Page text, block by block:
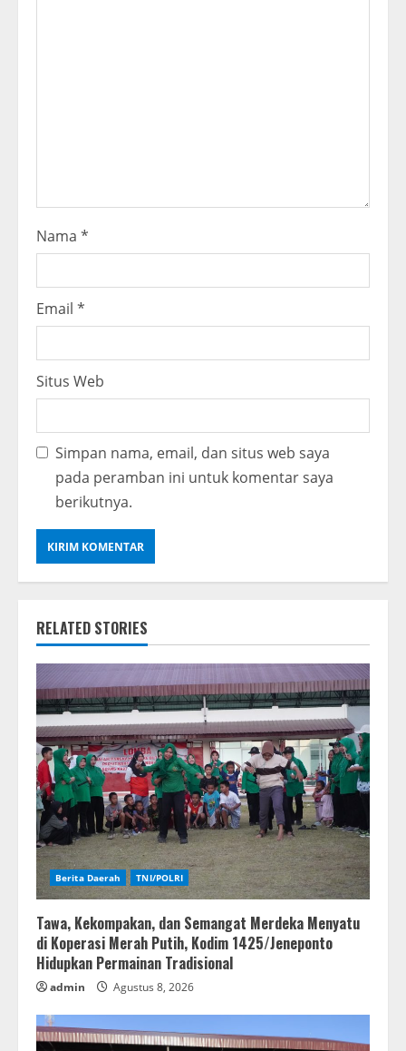
Nama *
Email *
Situs Web
Simpan nama, email, dan situs web saya
pada peramban ini untuk komentar saya
berikutnya.
RELATED STORIES
Berita Daerah TNI/POLRI
Tawa, Kekompakan, dan Semangat Merdeka Menyatu
di Koperasi Merah Putih, Kodim 1425/Jeneponto
Hidupkan Permainan Tradisional
admin Agustus 8, 2026